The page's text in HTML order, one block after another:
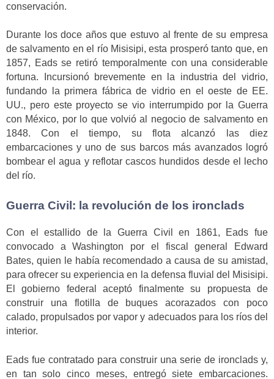
conservación.
Durante los doce años que estuvo al frente de su empresa
de salvamento en el río Misisipi, esta prosperó tanto que, en
1857, Eads se retiró temporalmente con una considerable
fortuna. Incursionó brevemente en la industria del vidrio,
fundando la primera fábrica de vidrio en el oeste de EE.
UU., pero este proyecto se vio interrumpido por la Guerra
con México, por lo que volvió al negocio de salvamento en
1848. Con el tiempo, su flota alcanzó las diez
embarcaciones y uno de sus barcos más avanzados logró
bombear el agua y reflotar cascos hundidos desde el lecho
del río.
Guerra Civil: la revolución de los ironclads
Con el estallido de la Guerra Civil en 1861, Eads fue
convocado a Washington por el fiscal general Edward
Bates, quien le había recomendado a causa de su amistad,
para ofrecer su experiencia en la defensa fluvial del Misisipi.
El gobierno federal aceptó finalmente su propuesta de
construir una flotilla de buques acorazados con poco
calado, propulsados por vapor y adecuados para los ríos del
interior.
Eads fue contratado para construir una serie de ironclads y,
en tan solo cinco meses, entregó siete embarcaciones.